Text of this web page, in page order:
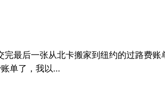
最后一张从北卡搬家到纽约的过路费账
单了，我以…